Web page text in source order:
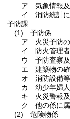
ア 気象情報及
イ 消防統計に
予防課
(1) 予防係
ア 火災予防の
イ 防火管理者
ウ 予防査察及
エ 建築物の確
オ 消防設備等
カ 幼少年婦人
キ 火災警報及
ク 他の係に属
(2) 危険物係